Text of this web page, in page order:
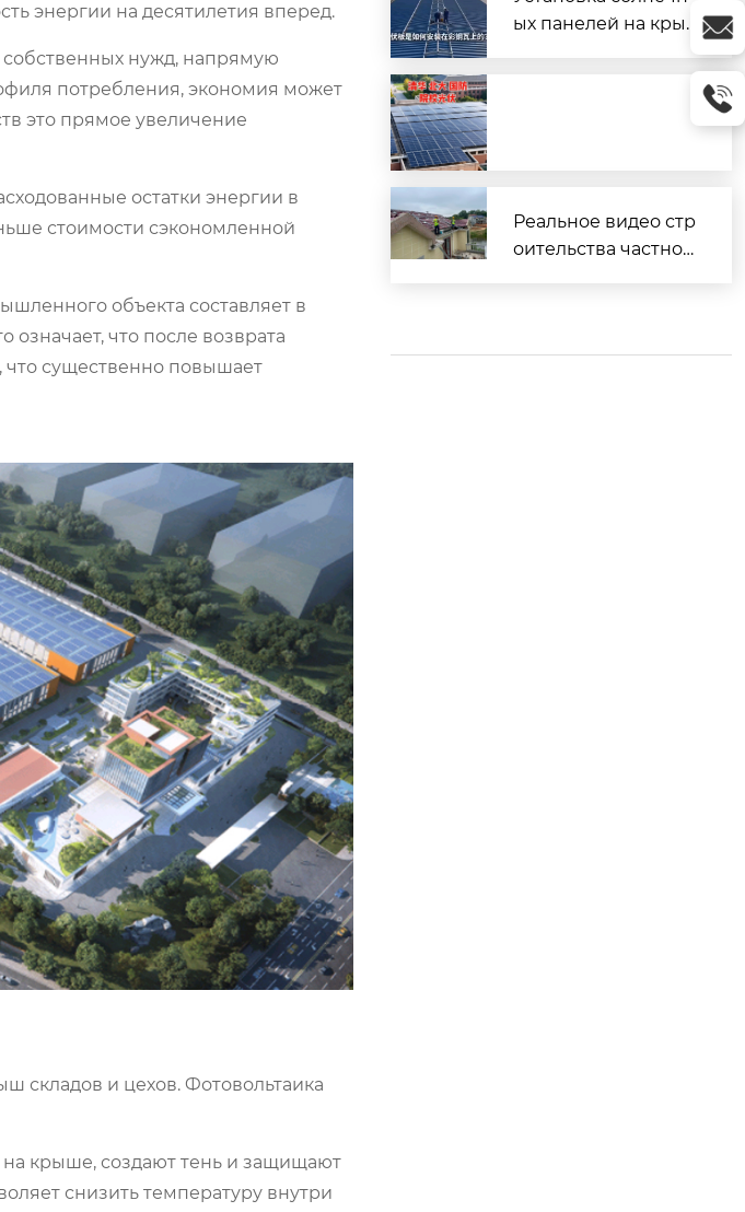
энергии на десятилетия вперед.
нужд, напрямую
потребления, экономия может
это прямое увеличение
остатки энергии в
стоимости сэкономленной
объекта составляет в
означает, что после возврата
что существенно повышает
и цехов. Фотовольтаика
крыше, создают тень и защищают
снизить температуру внутри
ых панелей на кры
(металлочерепицы)
Реальное видео стр
оительства частног